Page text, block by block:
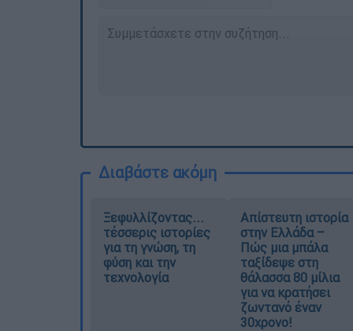
Διαβάστε ακόμη
Ξεφυλλίζοντας...
τέσσερις ιστορίες
για τη γνώση, τη
φύση και την
τεχνολογία
Απίστευτη ιστορία
στην Ελλάδα –
Πώς μια μπάλα
ταξίδεψε στη
θάλασσα 80 μίλια
για να κρατήσει
ζωντανό έναν
30χρονο!